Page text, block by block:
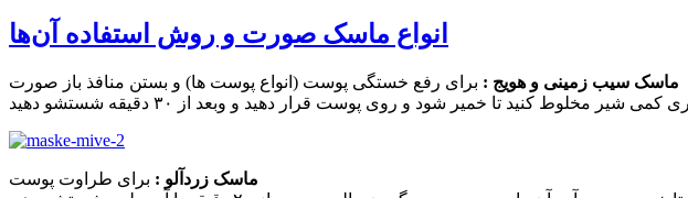
انواع ماسک صورت و روش استفاده آن‌ها
ماسک سیب زمینی و هویج : برای رفع خستگی پوست (انواع پوست ها) و بستن منافذ باز صورت
ماسک زردآلو : برای طراوت پوست